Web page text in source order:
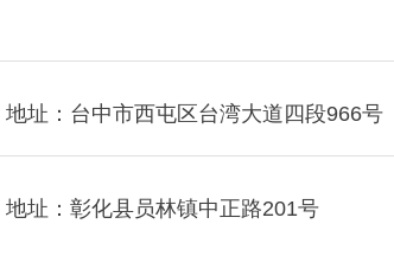
地址：台中市西屯区台湾大道四段966号
地址：彰化县员林镇中正路201号